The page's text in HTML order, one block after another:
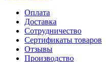
Оплата
Доставка
Сотрудничество
Сертификаты товаров
Отзывы
Производство